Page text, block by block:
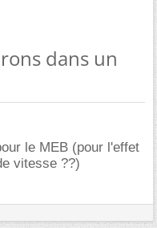
dans un
le MEB (pour l'effet
vitesse ??)